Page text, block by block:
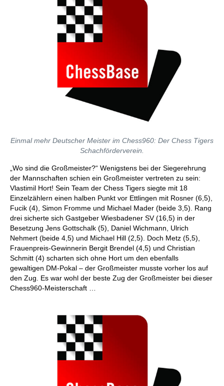
Einmal mehr Deutscher Meister im Chess960: Der Chess Tigers
Schachförderverein.
„Wo sind die Großmeister?“ Wenigstens bei der Siegerehrung
der Mannschaften schien ein Großmeister vertreten zu sein:
Vlastimil Hort! Sein Team der Chess Tigers siegte mit 18
Einzelzählern einen halben Punkt vor Ettlingen mit Rosner (6,5),
Fucik (4), Simon Fromme und Michael Mader (beide 3,5). Rang
drei sicherte sich Gastgeber Wiesbadener SV (16,5) in der
Besetzung Jens Gottschalk (5), Daniel Wichmann, Ulrich
Nehmert (beide 4,5) und Michael Hill (2,5). Doch Metz (5,5),
Frauenpreis-Gewinnerin Bergit Brendel (4,5) und Christian
Schmitt (4) scharten sich ohne Hort um den ebenfalls
gewaltigen DM-Pokal – der Großmeister musste vorher los auf
den Zug. Es war wohl der beste Zug der Großmeister bei dieser
Chess960-Meisterschaft …